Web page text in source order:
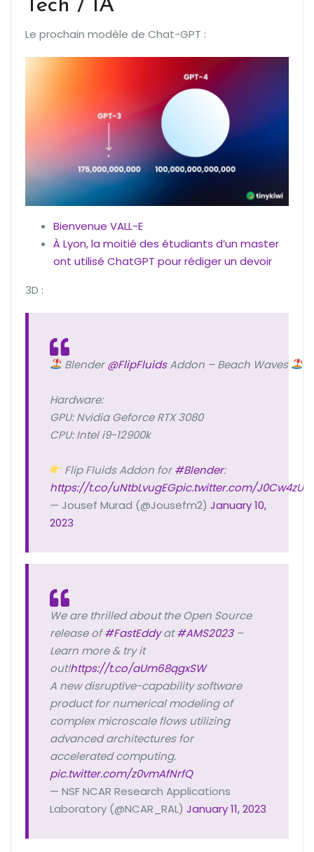
Tech / IA
Le prochain modèle de Chat-GPT :
Bienvenue VALL-E
À Lyon, la moitié des étudiants d’un master
ont utilisé ChatGPT pour rédiger un devoir
3D :
Blender@FlipFluidsAddon – Beach Waves
Hardware:
GPU: Nvidia Geforce RTX 3080
CPU: Intel i9-12900k
Flip Fluids Addon for#Blender:
https://t.co/uNtbLvugEGpic.twitter.com/
— Jousef Murad (@Jousefm2) January 10,
2023
We are thrilled about the Open Source
release of#FastEddyat#AMS2023–
Learn more & try it
out!https://t.co/aUm68qgxSW
A new disruptive-capability software
product for numerical modeling of
complex microscale flows utilizing
advanced architectures for
accelerated computing.
pic.twitter.com/z0vmAfNrfQ
— NSF NCAR Research Applications
Laboratory (@NCAR_RAL) January 11, 2023